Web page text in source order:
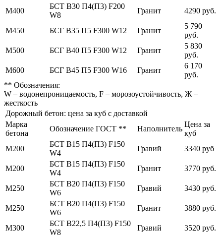
М400
БСТ В30 П4(П3) F200
W8
Гранит 4290 руб.
М450 БСГ В35 П5 F300 W12 Гранит
5 790
руб.
М500
БСГ В40 П5 F300 W12 Гранит
5 830
руб.
М600
БСГ В45 П5 F300 W16 Гранит
6 170
руб.
** Обозначения:
W – водонепроницаемость, F – морозоустойчивость, Ж –
жесткость
Дорожный бетон: цена за куб с доставкой
Марка
бетона
Обозначение ГОСТ ** Наполнитель
Цена за
куб
М200
БСТ В15 П4(П3) F150
W4
Гравий 3340 руб
М200
БСТ В15 П4(П3) F150
W4
Гранит 3770 руб.
М250
БСТ В20 П4(П3) F150
W6
Гравий 3430 руб.
М250
БСТ В20 П4(П3) F150
W6
Гранит 3880 руб.
М300
БСТ В22,5 П4(П3) F150
W8
Гравий 3520 руб.